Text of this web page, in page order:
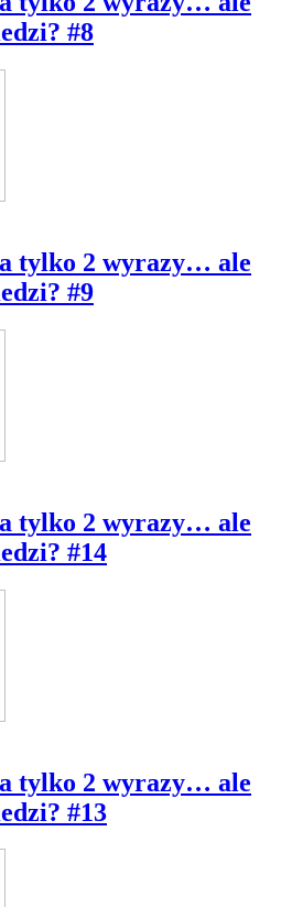
#8
tylko 2 wyrazy… ale
#9
tylko 2 wyrazy… ale
#14
tylko 2 wyrazy… ale
#13